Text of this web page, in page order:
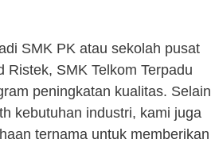
SMK PK atau sekolah pusat
SMK Telkom Terpadu
peningkatan kualitas. Selain
kebutuhan industri, kami juga
ternama untuk memberikan